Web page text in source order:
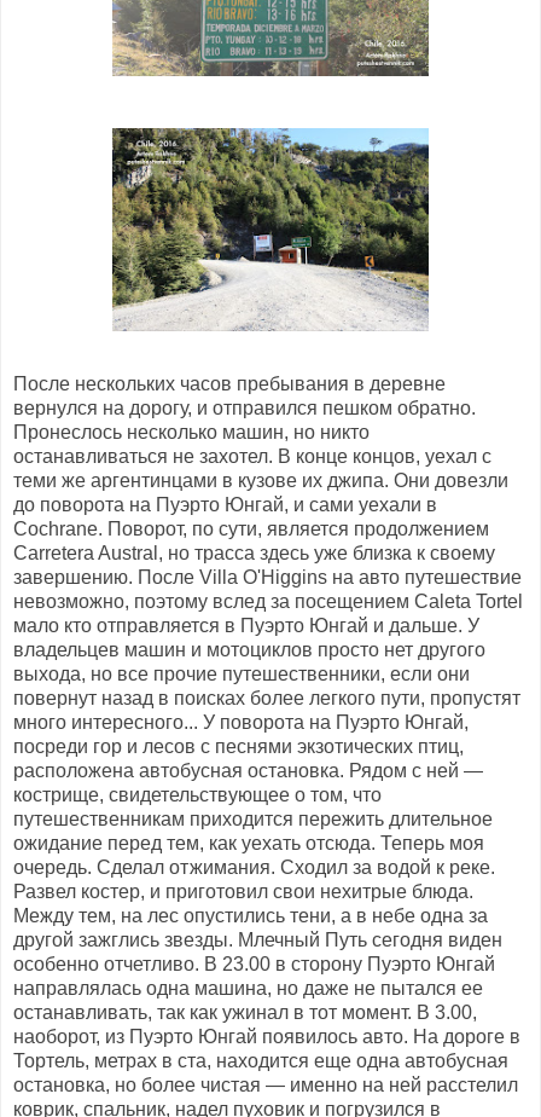
После нескольких часов пребывания в деревне
вернулся на дорогу, и отправился пешком обратно.
Пронеслось несколько машин, но никто
останавливаться не захотел. В конце концов, уехал с
теми же аргентинцами в кузове их джипа. Они довезли
до поворота на Пуэрто Юнгай, и сами уехали в
Cochrane. Поворот, по сути, является продолжением
Carretera Austral, но трасса здесь уже близка к своему
завершению. После Villa O'Higgins на авто путешествие
невозможно, поэтому вслед за посещением Caleta Tortel
мало кто отправляется в Пуэрто Юнгай и дальше. У
владельцев машин и мотоциклов просто нет другого
выхода, но все прочие путешественники, если они
повернут назад в поисках более легкого пути, пропустят
много интересного... У поворота на Пуэрто Юнгай,
посреди гор и лесов с песнями экзотических птиц,
расположена автобусная остановка. Рядом с ней —
кострище, свидетельствующее о том, что
путешественникам приходится пережить длительное
ожидание перед тем, как уехать отсюда. Теперь моя
очередь. Сделал отжимания. Сходил за водой к реке.
Развел костер, и приготовил свои нехитрые блюда.
Между тем, на лес опустились тени, а в небе одна за
другой зажглись звезды. Млечный Путь сегодня виден
особенно отчетливо. В 23.00 в сторону Пуэрто Юнгай
направлялась одна машина, но даже не пытался ее
останавливать, так как ужинал в тот момент. В 3.00,
наоборот, из Пуэрто Юнгай появилось авто. На дороге в
Тортель, метрах в ста, находится еще одна автобусная
остановка, но более чистая — именно на ней расстелил
коврик, спальник, надел пуховик и погрузился в